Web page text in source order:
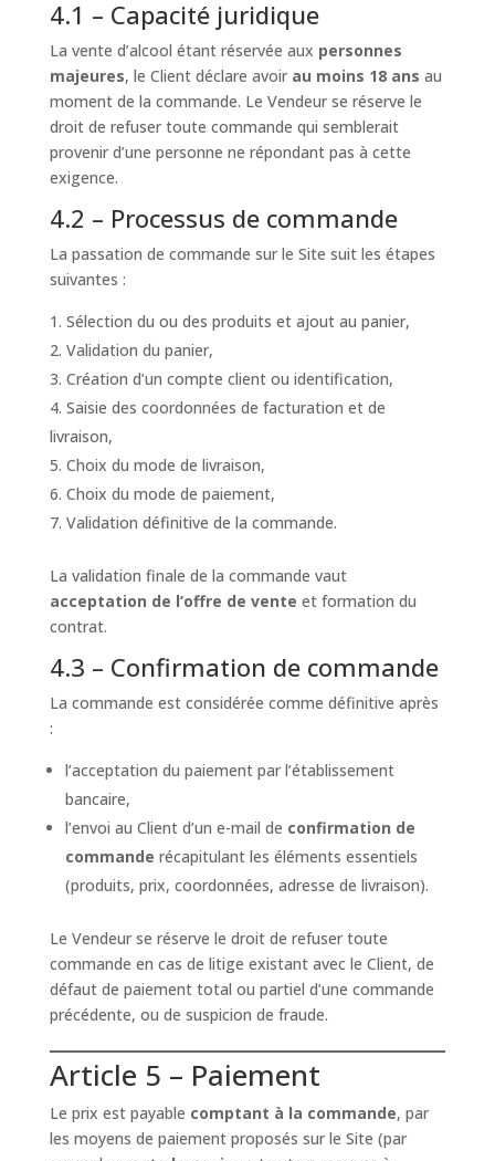
4.1 – Capacité juridique
La vente d’alcool étant réservée aux personnes
majeures, le Client déclare avoir au moins 18 ans au
moment de la commande. Le Vendeur se réserve le
droit de refuser toute commande qui semblerait
provenir d’une personne ne répondant pas à cette
exigence.
4.2 – Processus de commande
La passation de commande sur le Site suit les étapes
suivantes :
Sélection du ou des produits et ajout au panier,
Validation du panier,
Création d’un compte client ou identification,
Saisie des coordonnées de facturation et de
livraison,
Choix du mode de livraison,
Choix du mode de paiement,
Validation définitive de la commande.
La validation finale de la commande vaut
acceptation de l’offre de vente et formation du
contrat.
4.3 – Confirmation de commande
La commande est considérée comme définitive après
:
l’acceptation du paiement par l’établissement
bancaire,
l’envoi au Client d’un e-mail de confirmation de
commande récapitulant les éléments essentiels
(produits, prix, coordonnées, adresse de livraison).
Le Vendeur se réserve le droit de refuser toute
commande en cas de litige existant avec le Client, de
défaut de paiement total ou partiel d’une commande
précédente, ou de suspicion de fraude.
Article 5 – Paiement
Le prix est payable comptant à la commande, par
les moyens de paiement proposés sur le Site (par